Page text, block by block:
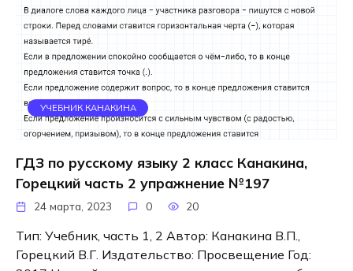
УЧЕБНИК КАНАКИНА
ГДЗ по русскому языку 2 класс Канакина,
Горецкий часть 2 упражнение №197
24 марта, 2023 0 20
Тип: Учебник, часть 1, 2 Автор: Канакина В.П.,
Горецкий В.Г. Издательство: Просвещение Год: